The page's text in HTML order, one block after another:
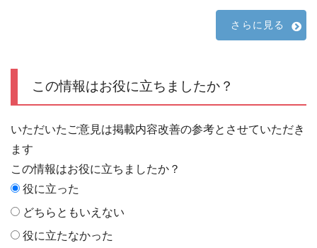
さらに見る
この情報はお役に立ちましたか？
いただいたご意見は掲載内容改善の参考とさせていただき
ます
この情報はお役に立ちましたか？
役に立った
どちらともいえない
役に立たなかった